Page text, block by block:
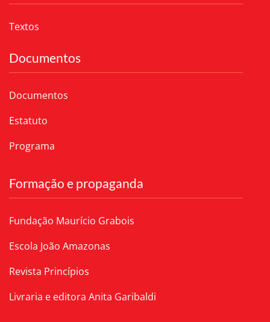
Textos
Documentos
Documentos
Estatuto
Programa
Formação e propaganda
Fundação Maurício Grabois
Escola João Amazonas
Revista Princípios
Livraria e editora Anita Garibaldi